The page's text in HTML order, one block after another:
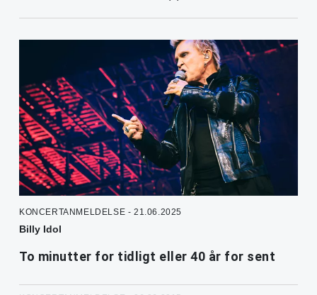
KONCERTANMELDELSE - 21.06.2025
Billy Idol
To minutter for tidligt eller 40 år for sent